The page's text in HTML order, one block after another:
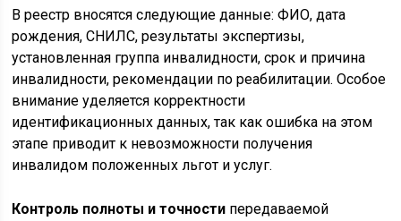
В реестр вносятся следующие данные: ФИО, дата
рождения, СНИЛС, результаты экспертизы,
установленная группа инвалидности, срок и причина
инвалидности, рекомендации по реабилитации. Особое
внимание уделяется корректности
идентификационных данных, так как ошибка на этом
этапе приводит к невозможности получения
инвалидом положенных льгот и услуг.
Контроль полноты и точности передаваемой